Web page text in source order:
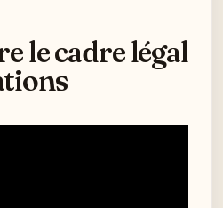
le cadre légal